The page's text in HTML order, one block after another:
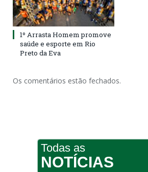
1º Arrasta Homem promove
saúde e esporte em Rio
Preto da Eva
Os comentários estão fechados.
Todas as
NOTÍCIAS